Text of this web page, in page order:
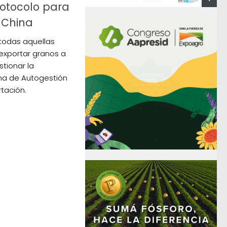
para
aquellas
granos a
la
de Autogestión